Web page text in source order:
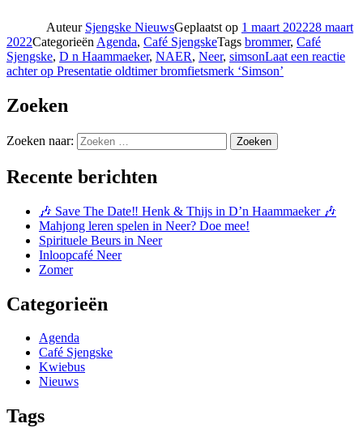
Auteur Sjengske NieuwsGeplaatst op 1 maart 202228 maart
2022Categorieën Agenda, Café SjengskeTags brommer, Café
Sjengske, D n Haammaeker, NAER, Neer, simsonLaat een reactie
achterop Presentatie oldtimer bromfietsmerk ‘Simson’
Zoeken
Zoeken naar: Zoeken
Recente berichten
🎶 Save The Date‼️ Henk & Thijs in D’n Haammaeker 🎶
Mahjong leren spelen in Neer? Doe mee!
Spirituele Beurs in Neer
Inloopcafé Neer
Zomer
Categorieën
Agenda
Café Sjengske
Kwiebus
Nieuws
Tags